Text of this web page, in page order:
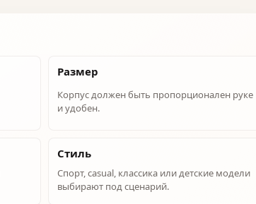
Размер
Корпус должен быть пропорционален руке
и удобен.
Стиль
Спорт, casual, классика или детские модели
выбирают под сценарий.